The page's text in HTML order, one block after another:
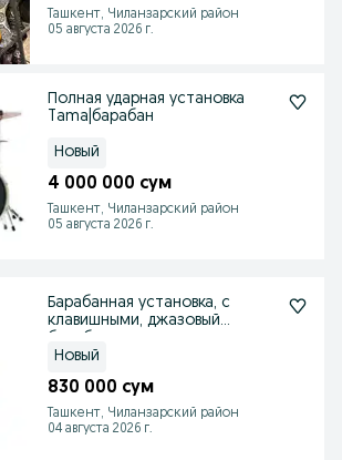
Ташкент, Чиланзарский район
05 августа 2026 г.
Полная ударная установка
Tama|барабан
Новый
4 000 000 сум
Ташкент, Чиланзарский район
05 августа 2026 г.
Барабанная установка, с
клавишными, джазовый
Новый
830 000 сум
Ташкент, Чиланзарский район
04 августа 2026 г.